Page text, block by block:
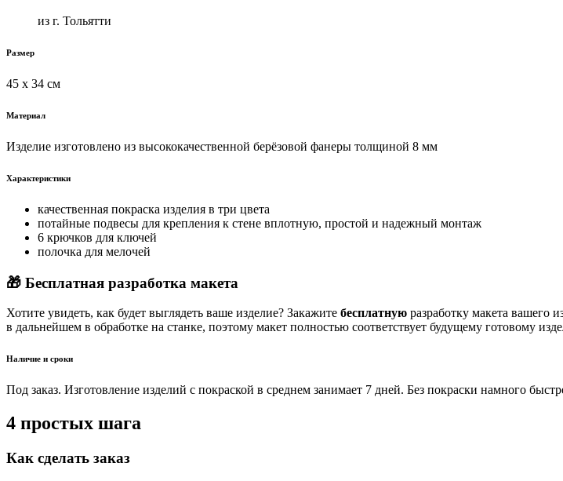
из г. Тольятти
Размер
45 х 34 см
Материал
Изделие изготовлено из высококачественной берёзовой фанеры толщиной 8 мм
Характеристики
качественная покраска изделия в три цвета
потайные подвесы для крепления к стене вплотную, простой и надежный монтаж
6 крючков для ключей
полочка для мелочей
🎁 Бесплатная разработка макета
Хотите увидеть, как будет выглядеть ваше изделие? Закажите бесплатную разработку макета вашего
в дальнейшем в обработке на станке, поэтому макет полностью соответствует будущему готовому
Наличие и сроки
Под заказ. Изготовление изделий с покраской в среднем занимает 7 дней. Без покраски намного
4 простых шага
Как сделать заказ